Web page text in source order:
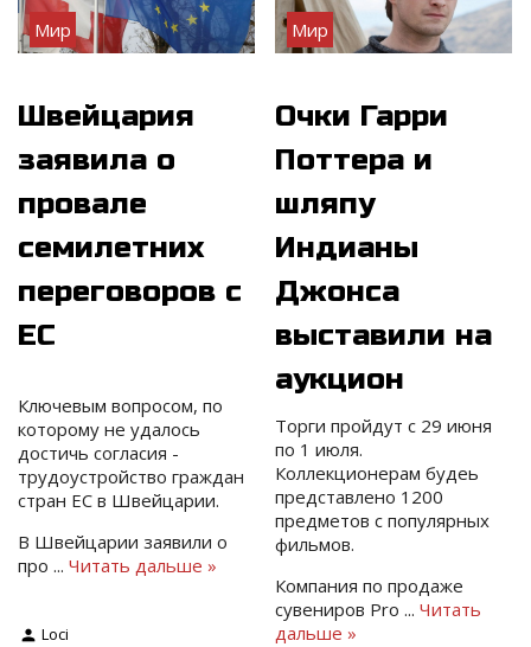
Мир
Швейцария
заявила о
провале
семилетних
переговоров с
ЕС
Ключевым вопросом, по
которому не удалось
достичь согласия -
трудоустройство граждан
стран ЕС в Швейцарии.
В Швейцарии заявили о
про ... Читать дальше »
Loci
Мир
Очки Гарри
Поттера и
шляпу
Индианы
Джонса
выставили на
аукцион
Торги пройдут с 29 июня
по 1 июля.
Коллекционерам будеь
представлено 1200
предметов с популярных
фильмов.
Компания по продаже
сувениров Pro...Читать
дальше »